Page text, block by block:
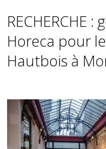
contenu
principal
RECHERCHE
Horeca pour
Hautbois à